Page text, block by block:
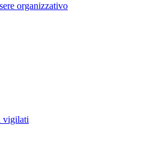
organizzativo
vigilati